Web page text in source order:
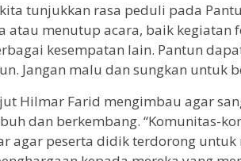
tunjukkan rasa peduli pada
atau menutup acara, baik
kesempatan lain. Pantun
Jangan malu dan sungkan untuk
Hilmar Farid mengimbau agar
dan berkembang. “Komunitas-
agar peserta didik terdorong